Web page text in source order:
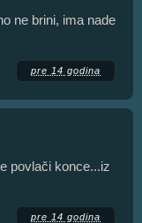
ne brini, ima nade
pre 14 godina
povlači konce...iz
pre 14 godina